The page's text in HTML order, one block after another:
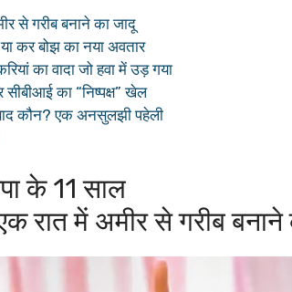
से गरीब बनाने का जादू
कर बोझ का नया अवतार
का वादा जो हवा में उड़ गया
का “निष्पक्ष” खेल
कौन? एक अनसुलझी पहेली
के 11 साल
रात में अमीर से गरीब बनाने